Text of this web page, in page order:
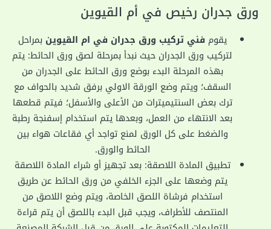
ورق جدران رخيص في أم القيوين
يقوم فني تركيب ورق جدران في ام القيوينبمراحل
لتركيب ورق الجدران حيث نبدأ بمرحلة لصق ورق الحائط: يتم
بهذه المرحلة البدء بوضع ورق الحائط على الجدران من
السقف؛ ويتم وضع الورقة الاولي برفق شديد بالحواف مع
ترك بعض السنتيميترات من الأعلى والأسفل؛ فيتم قطعها
بعد الانتهاء من العمل، وبعدها يتم استخدام إسفنجة رطبة
والضغط على كل الورق لمنع تواجد أي فقاعات هواء بين
الحائط والورق.
تطبيق المادة اللاصقة: بعد تجهيز أو شراء المادة اللاصقة
يتم وضعها على الجزء الخلفي من ورق الحائط عن طريق
استخدام فرشاة اللصق الخاصة، ويتم وضع اللاصق من
المنتصف للأطراف، ويجب قبل البدء باللصق أن يتم قراءة